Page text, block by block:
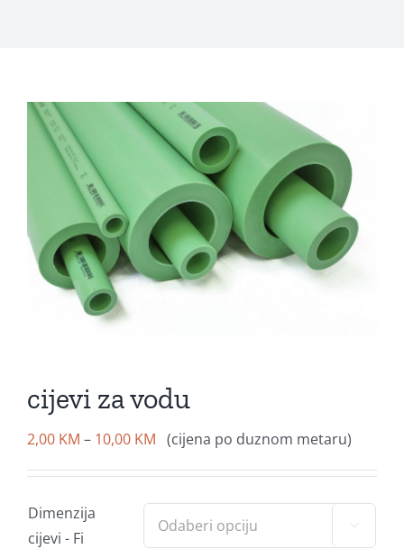
cijevi za vodu
2,00 KM – 10,00 KM Price
(cijena po duznom metaru)
Dimenzija
cijevi - Fi
